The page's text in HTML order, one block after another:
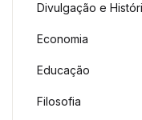
Divulgação e
Economia
Educação
Filosofia